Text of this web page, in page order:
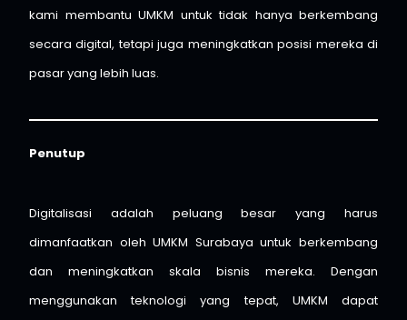
kami membantu UMKM untuk tidak hanya berkembang
secara digital, tetapi juga meningkatkan posisi mereka di
pasar yang lebih luas.
Penutup
Digitalisasi adalah peluang besar yang harus
dimanfaatkan oleh UMKM Surabaya untuk berkembang
dan meningkatkan skala bisnis mereka. Dengan
menggunakan teknologi yang tepat, UMKM dapat